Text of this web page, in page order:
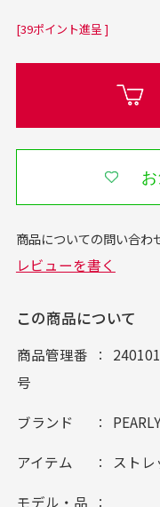
[39ポイント進呈 ]
この商品について
商品管理番
号
ブランド
アイテム スト
モデル・品